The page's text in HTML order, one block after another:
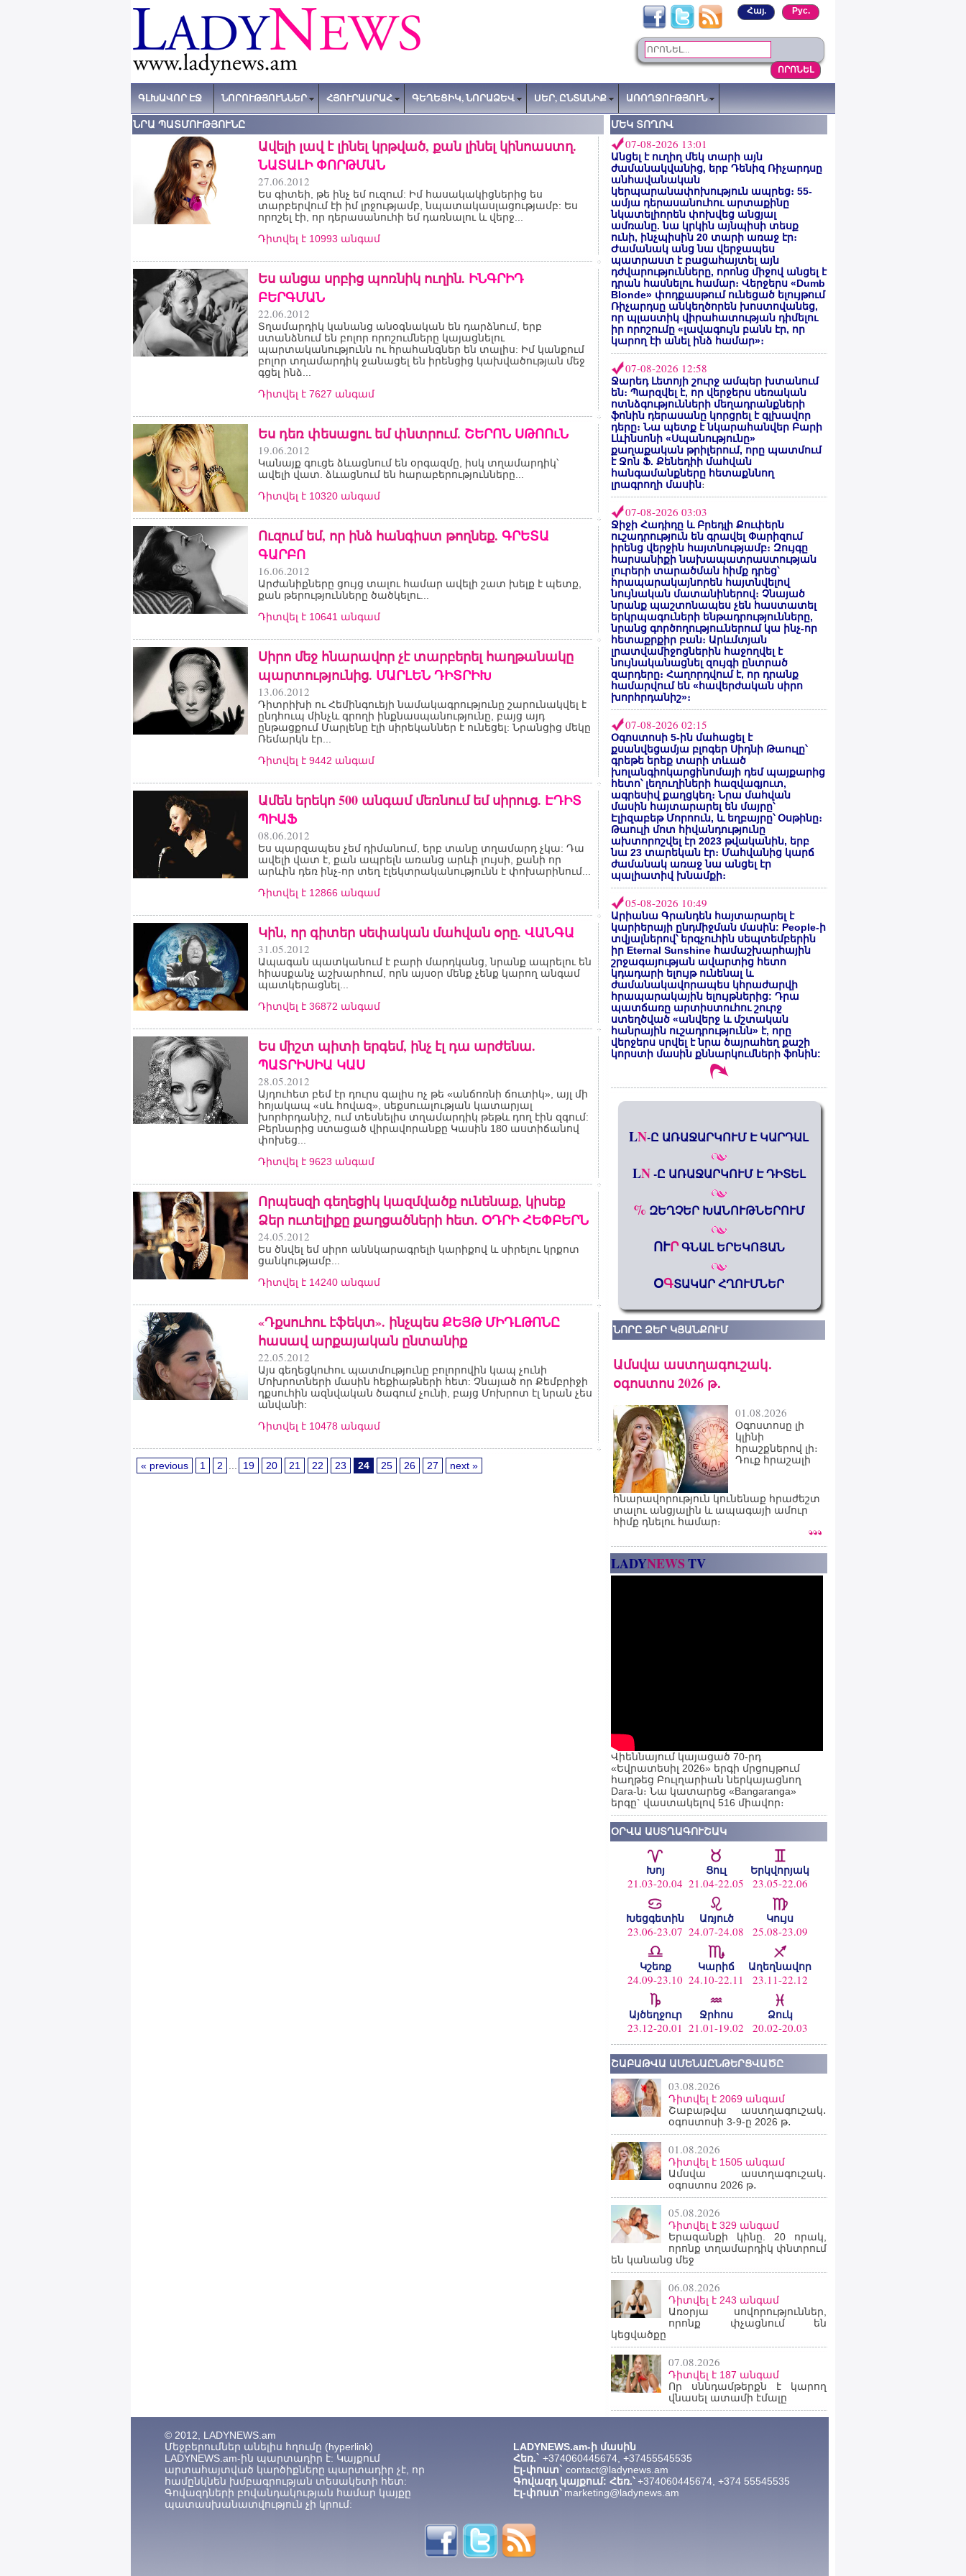
Рус.
Հայ.
ԳԼԽԱՎՈՐ ԷՋ ՆՈՐՈՒԹՅՈՒՆՆԵՐ ՀՅՈՒՐԱՍՐԱՀ ԳԵՂԵՑԻԿ, ՆՈՐԱՁԵՎ ՍԵՐ, ԸՆՏԱՆԻՔ ԱՌՈՂՋՈՒԹՅՈՒՆ
ՆՐԱ ՊԱՏՄՈՒԹՅՈՒՆԸ
Ավելի լավ է լինել կրթված, քան լինել կինոաստղ.
ՆԱՏԱԼԻ ՓՈՐԹՄԱՆ
27.06.2012
Ես գիտեի, թե ինչ եմ ուզում: Իմ հասակակիցներից ես
տարբերվում էի իմ լրջությամբ, նպատակասլացությամբ: Ես
որոշել էի, որ դերասանուհի եմ դառնալու և վերջ...
Դիտվել է 10993 անգամ
Ես անցա սրբից պոռնիկ ուղին. ԻՆԳՐԻԴ
ԲԵՐԳՄԱՆ
22.06.2012
Տղամարդիկ կանանց անօգնական են դարձնում, երբ
ստանձնում են բոլոր որոշումները կայացնելու
պարտականությունն ու հրահանգներ են տալիս: Իմ կանքում
բոլոր տղամարդիկ ջանացել են իրենցից կախվածության մեջ
գցել ինձ...
Դիտվել է 7627 անգամ
Ես դեռ փեսացու եմ փնտրում. ՇԵՐՈՆ ՍԹՈՈւՆ
19.06.2012
Կանայք գուցե ձևացնում են օրգազմը, իսկ տղամարդիկ՝
ավելի վատ. ձևացնում են հարաբերությունները...
Դիտվել է 10320 անգամ
Ուզում եմ, որ ինձ հանգիստ թողնեք. ԳՐԵՏԱ
ԳԱՐԲՈ
16.06.2012
Արժանիքները ցույց տալու համար ավելի շատ խելք է պետք,
քան թերությունները ծածկելու...
Դիտվել է 10641 անգամ
Սիրո մեջ հնարավոր չէ տարբերել հաղթանակը
պարտությունից. ՄԱՐԼԵՆ ԴԻՏՐԻԽ
13.06.2012
Դիտրիխի ու Հեմինգուեյի նամակագրությունը շարունակվել է
ընդհուպ մինչև գրողի ինքնասպանությունը, բայց այդ
ընթացքում Մարլենը էլի սիրեկաններ է ունեցել: Նրանցից մեկը
Ռեմարկն էր...
Դիտվել է 9442 անգամ
Ամեն երեկո 500 անգամ մեռնում եմ սիրուց. ԷԴԻՏ
ՊԻԱՖ
08.06.2012
Ես պարզապես չեմ դիմանում, երբ տանը տղամարդ չկա: Դա
ավելի վատ է, քան ապրելն առանց արևի լույսի, քանի որ
արևին դեռ ինչ-որ տեղ էլեկտրականությունն է փոխարինում...
Դիտվել է 12866 անգամ
Կին, որ գիտեր սեփական մահվան օրը. ՎԱՆԳԱ
31.05.2012
Ապագան պատկանում է բարի մարդկանց, նրանք ապրելու են
հիասքանչ աշխարհում, որն այսօր մենք չենք կարող անգամ
պատկերացնել...
Դիտվել է 36872 անգամ
Ես միշտ պիտի երգեմ, ինչ էլ դա արժենա.
ՊԱՏՐԻՍԻԱ ԿԱՍ
28.05.2012
Այդուհետ բեմ էր դուրս գալիս ոչ թե «անճոռնի ճուտիկ», այլ մի
հոյակապ «սև հովազ», սեքսուալության կատարյալ
խորհրդանիշ, ում տեսնելիս տղամարդիկ թեթև դող էին զգում:
Բերնարից ստացած վիրավորանքը Կասին 180 աստիճանով
փոխեց...
Դիտվել է 9623 անգամ
Որպեսզի գեղեցիկ կազմվածք ունենաք, կիսեք
Ձեր ուտելիքը քաղցածների հետ. ՕԴՐԻ ՀԵՓԲԵՐՆ
24.05.2012
Ես ծնվել եմ սիրո աննկարագրելի կարիքով և սիրելու կրքոտ
ցանկությամբ...
Դիտվել է 14240 անգամ
«Դքսուհու էֆեկտ». ինչպեսՔԵՅԹ ՄԻԴԼԹՈՆԸ
հասավ արքայական ընտանիք
22.05.2012
Այս գեղեցկուհու պատմությունը բոլորովին կապ չունի
Մոխրոտների մասին հեքիաթների հետ: Չնայած որ Քեմբրիջի
դքսուհին ազնվական ծագում չունի, բայց Մոխրոտ էլ նրան չես
անվանի:
Դիտվել է 10478 անգամ
« previous 1 2 19 20 21 22 23 24 25 26 27 next »
ՄԵԿ ՏՈՂՈՎ
07-08-2026 13:01
Անցել է ուղիղ մեկ տարի այն
ժամանակվանից, երբ Դենիզ Ռիչարդսը
անհավանական
կերպարանափոխություն ապրեց։ 55-
ամյա դերասանուհու արտաքինը
նկատելիորեն փոխվեց անցյալ
ամռանը. նա կրկին այնպիսի տեսք
ունի, ինչպիսին 20 տարի առաջ էր։
Ժամանակ անց նա վերջապես
պատրաստ է բացահայտել այն
դժվարությունները, որոնց միջով անցել է
դրան հասնելու համար։ Վերջերս «Dumb
Blonde» փոդքասթում ունեցած ելույթում
Ռիչարդսը անկեղծորեն խոստովանեց,
որ պլաստիկ վիրահատության դիմելու
իր որոշումը «լավագույն բանն էր, որ
կարող էի անել ինձ համար»։
07-08-2026 12:58
Ջարեդ Լետոյի շուրջ ամպեր խտանում
են։ Պարզվել է, որ վերջերս սեռական
ոտնձգությունների մեղադրանքների
ֆոնին դերասանը կորցրել է գլխավոր
դերը։ Նա պետք է նկարահանվեր Բարի
Լևինսոնի «Սպանությունը»
քաղաքական թրիլերում, որը պատմում
է Ջոն Ֆ. Քենեդիի մահվան
հանգամանքները հետաքննող
լրագրողի մասին։
07-08-2026 03:03
Ջիջի Հադիդը և Բրեդլի Քուփերն
ուշադրություն են գրավել Փարիզում
իրենց վերջին հայտնությամբ։ Զույգը
հարսանիքի նախապատրաստության
լուրերի տարածման հիմք դրեց՝
հրապարակայնորեն հայտնվելով
նույնական մատանիներով։ Չնայած
նրանք պաշտոնապես չեն հաստատել
երկրպագուների ենթադրությունները,
նրանց գործողություւներում կա ինչ-որ
հետաքրքիր բան։ Արևմտյան
լրատվամիջոցներին հաջողվել է
նույնականացնել զույգի ընտրած
զարդերը։ Հաղորդվում է, որ դրանք
համարվում են «հավերժական սիրո
խորհրդանիշ»։
07-08-2026 02:15
Օգոստոսի 5-ին մահացել է
քսանվեցամյա բլոգեր Սիդնի Թաուլը՝
գրեթե երեք տարի տևած
խոլանգիոկարցինոմայի դեմ պայքարից
հետո՝ լեղուղիների հազվագյուտ,
ագրեսիվ քաղցկեղ։ Նրա մահվան
մասին հայտարարել են մայրը՝
Էլիզաբեթ Մորոուն, և եղբայրը՝ Օսթինը։
Թաուլի մոտ հիվանդությունը
ախտորոշվել էր 2023 թվականին, երբ
նա 23 տարեկան էր։ Մահվանից կարճ
ժամանակ առաջ նա անցել էր
պալիատիվ խնամքի։
05-08-2026 10:49
Արիանա Գրանդեն հայտարարել է
կարիերայի ընդմիջման մասին: People-ի
տվյալներով՝ երգչուհին սեպտեմբերին
իր Eternal Sunshine համաշխարհային
շրջագայության ավարտից հետո
կդադարի ելույթ ունենալ և
ժամանակավորապես կհրաժարվի
հրապարակային ելույթներից: Դրա
պատճառը արտիստուհու շուրջ
ստեղծված «անվերջ և մշտական
հանրային ուշադրությունն» է, որը
վերջերս սրվել է նրա ծայրահեղ քաշի
կորստի մասին քննարկումների ֆոնին:
LN-Ը ԱՌԱՋԱՐԿՈՒՄ Է ԿԱՐԴԱԼ
LN-Ը ԱՌԱՋԱՐԿՈՒՄ Է ԴԻՏԵԼ
% ԶԵՂՉԵՐ ԽԱՆՈՒԹՆԵՐՈՒՄ
ՈՒՐԳՆԱԼ ԵՐԵԿՈՅԱՆ
ՕԳՏԱԿԱՐ ՀՂՈՒՄՆԵՐ
ՆՈՐԸ ՁԵՐ ԿՅԱՆՔՈՒՄ
Ամսվա աստղագուշակ․
օգոստոս 2026 թ․
01.08.2026
Օգոստոսը լի
կլինի
հրաշքներով լի։
Դուք հրաշալի
հնարավորություն կունենաք հրաժեշտ
տալու անցյալին և ապագայի ամուր
հիմք դնելու համար։
LADYNEWSTV
Վիեննայում կայացած 70-րդ
«Եվրատեսիլ 2026» երգի մրցույթում
հաղթեց Բուլղարիան ներկայացնող
Dara-ն։ Նա կատարեց «Bangaranga»
երգը` վաստակելով 516 միավոր։
ՕՐՎԱ ԱՍՏՂԱԳՈՒՇԱԿ
Խոյ
21.03-20.04
Ցուլ
21.04-22.05
Երկվորյակ
23.05-22.06
Խեցգետին
23.06-23.07
Առյուծ
24.07-24.08
Կույս
25.08-23.09
Կշեռք
24.09-23.10
Կարիճ
24.10-22.11
Աղեղնավոր
23.11-22.12
Այծեղջուր
23.12-20.01
Ջրհոս
21.01-19.02
Ձուկ
20.02-20.03
ՇԱԲԱԹՎԱ ԱՄԵՆԱԸՆԹԵՐՑՎԱԾԸ
03.08.2026
Դիտվել է 2069 անգամ
Շաբաթվա աստղագուշակ․
օգոստոսի 3-9-ը 2026 թ․
01.08.2026
Դիտվել է 1505 անգամ
Ամսվա աստղագուշակ․
օգոստոս 2026 թ․
05.08.2026
Դիտվել է 329 անգամ
Երազանքի կինը. 20 որակ,
որոնք տղամարդիկ փնտրում
են կանանց մեջ
06.08.2026
Դիտվել է 243 անգամ
Առօրյա սովորություններ,
որոնք փչացնում են
կեցվածքը
07.08.2026
Դիտվել է 187 անգամ
Որ սննդամթերքն է կարող
վնասել ատամի էմալը
© 2012, LADYNEWS.am
Մեջբերումներ անելիս հղումը (hyperlink)
LADYNEWS.am-ին պարտադիր է: Կայքում
արտահայտված կարծիքները պարտադիր չէ, որ
համընկնեն խմբագրության տեսակետի հետ:
Գովազդների բովանդակության համար կայքը
պատասխանատվություն չի կրում:
LADYNEWS.am-ի մասին
Հեռ.` +374060445674, +37455545535
Էլ-փոստ` contact@ladynews.am
Գովազդ կայքում: Հեռ.՝+374060445674, +374 55545535
Էլ-փոստ՝ marketing@ladynews.am